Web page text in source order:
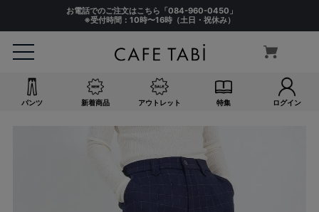
お電話でのご注文はこちら「084-960-0450 」
※受付時間：10時〜16時（土日・祝休み）
パンツ 新着商品 アウトレット 特集 ログイン